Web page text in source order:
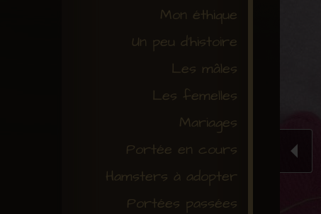
Mon éthique
Un peu d'histoire
Les mâles
Les femelles
Mariages
Portée en cours
Hamsters à adopter
Portées passées